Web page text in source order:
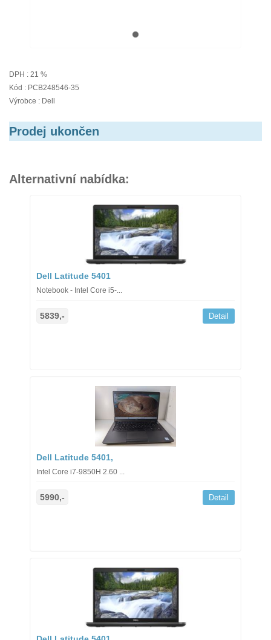
DPH : 21 %
Kód : PCB248546-35
Výrobce : Dell
Prodej ukončen
Alternativní nabídka:
Dell Latitude 5401
Notebook - Intel Core i5-...
5839,- Detail
Dell Latitude 5401,
Intel Core i7-9850H 2.60 ...
5990,- Detail